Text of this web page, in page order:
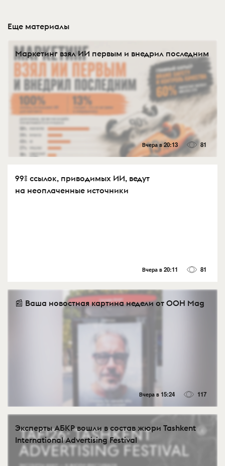
Еще материалы
Маркетинг взял ИИ первым и внедрил последним
Вчера в 20:13 81
99% ссылок, приводимых ИИ, ведут
на неоплаченные источники
Вчера в 20:11 81
📰 Ваша новостная картина недели от OOH Mag
Вчера в 15:24 117
Эксперты АБКР вошли в состав жюри Tashkent
International Advertising Festival